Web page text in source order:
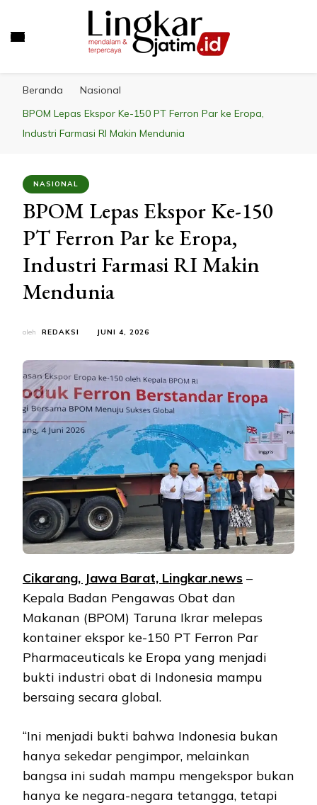
Beranda
Nasional
BPOM Lepas Ekspor Ke-150 PT Ferron Par ke Eropa,
Industri Farmasi RI Makin Mendunia
NASIONAL
BPOM Lepas Ekspor Ke-150
PT Ferron Par ke Eropa,
Industri Farmasi RI Makin
Mendunia
oleh REDAKSI JUNI 4, 2026
Cikarang, Jawa Barat, Lingkar.news –
Kepala Badan Pengawas Obat dan
Makanan (BPOM) Taruna Ikrar melepas
kontainer ekspor ke-150 PT Ferron Par
Pharmaceuticals ke Eropa yang menjadi
bukti industri obat di Indonesia mampu
bersaing secara global.
“Ini menjadi bukti bahwa Indonesia bukan
hanya sekedar pengimpor, melainkan
bangsa ini sudah mampu mengekspor bukan
hanya ke negara-negara tetangga, tetapi